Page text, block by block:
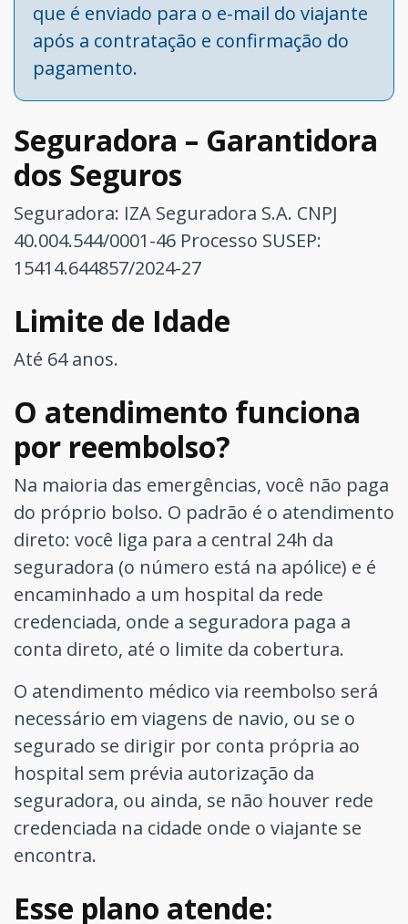
que é enviado para o e-mail do viajante
após a contratação e confirmação do
pagamento.
Seguradora – Garantidora
dos Seguros
Seguradora: IZA Seguradora S.A. CNPJ
40.004.544/0001-46 Processo SUSEP:
15414.644857/2024-27
Limite de Idade
Até 64 anos.
O atendimento funciona
por reembolso?
Na maioria das emergências, você não paga
do próprio bolso. O padrão é o atendimento
direto: você liga para a central 24h da
seguradora (o número está na apólice) e é
encaminhado a um hospital da rede
credenciada, onde a seguradora paga a
conta direto, até o limite da cobertura.
O atendimento médico via reembolso será
necessário em viagens de navio, ou se o
segurado se dirigir por conta própria ao
hospital sem prévia autorização da
seguradora, ou ainda, se não houver rede
credenciada na cidade onde o viajante se
encontra.
Esse plano atende: